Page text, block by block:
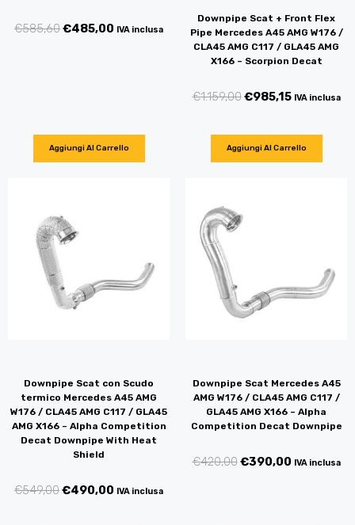
€585,60€485,00 IVA inclusa
Aggiungi Al Carrello
Downpipe Scat + Front Flex
Pipe Mercedes A45 AMG W176 /
CLA45 AMG C117 / GLA45 AMG
X166 – Scorpion Decat
€1.159,00€985,15 IVA inclusa
Aggiungi Al Carrello
Downpipe Scat con Scudo
termico Mercedes A45 AMG
W176 / CLA45 AMG C117 / GLA45
AMG X166 – Alpha Competition
Decat Downpipe With Heat
Shield
€549,00€490,00 IVA inclusa
Downpipe Scat Mercedes A45
AMG W176 / CLA45 AMG C117 /
GLA45 AMG X166 – Alpha
Competition Decat Downpipe
€420,00€390,00 IVA inclusa